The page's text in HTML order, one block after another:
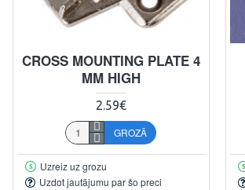
CROSS MOUNTING PLATE 4
MM HIGH
2.59€
GROZĀ
Uzreiz uz grozu
Uzdot jautājumu par šo preci